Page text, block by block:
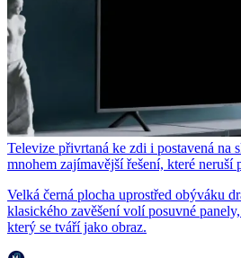
Televize přivrtaná ke zdi i postavená na
mnohem zajímavější řešení, které neruší
Velká černá plocha uprostřed obýváku
klasického zavěšení volí posuvné
který se tváří jako obraz.